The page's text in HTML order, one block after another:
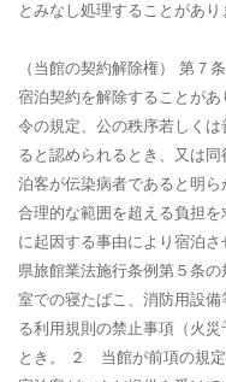
とみなし処理することがあり
（当館の契約解除権）
第７
宿泊契約を解除することが
令の規定、公の秩序若しく
ると認められるとき、又は
泊客が伝染病者であると明
合理的な範囲を超える負担
に起因する事由により宿泊
県旅館業法施行条例第５条
室での寝たばこ、消防用設
る利用規則の禁止事項（火
とき。 ２ 当館が前項の規定